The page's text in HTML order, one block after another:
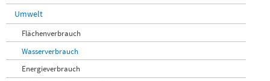
Umwelt
Flächenverbrauch
Wasserverbrauch
Energieverbrauch